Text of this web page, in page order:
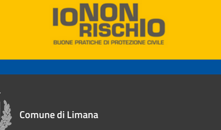
Comune di Limana